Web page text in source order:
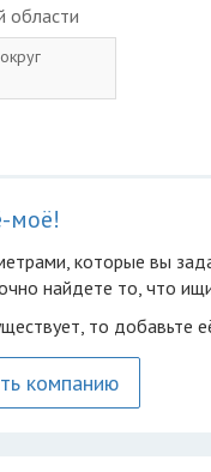
области
моё!
которые вы
найдете то, что
то добавьте
компанию